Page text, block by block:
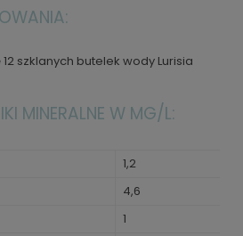
szklanych butelek wody Lurisia
MINERALNE W MG/L:
1,2
4,6
1